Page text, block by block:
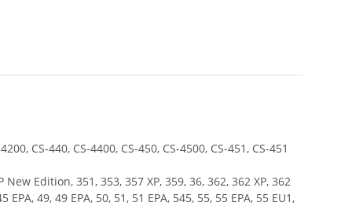
CS-440, CS-4400, CS-450, CS-4500, CS-451, CS-451
New Edition, 351, 353, 357 XP, 359, 36, 362, 362 XP, 362
49, 49 EPA, 50, 51, 51 EPA, 545, 55, 55 EPA, 55 EU1,